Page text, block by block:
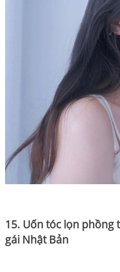
15. Uốn tóc lọn
gái Nhật Bản